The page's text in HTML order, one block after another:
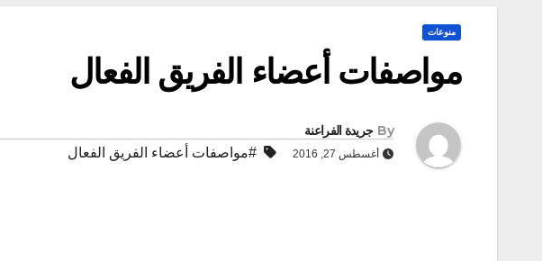
منوعات
مواصفات أعضاء الفريق الفعال
By جريدة الفراعنة
أغسطس 27, 2016 #مواصفات أعضاء الفريق الفعال